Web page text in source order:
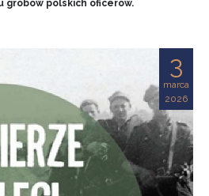
grobów polskich oficerów.
3
marca
2026